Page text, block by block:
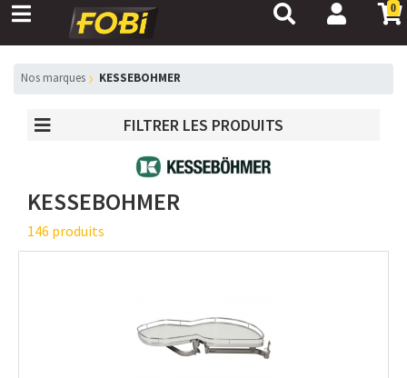
0
Nos marques KESSEBOHMER
FILTRER LES PRODUITS
KESSEBOHMER
146 produits